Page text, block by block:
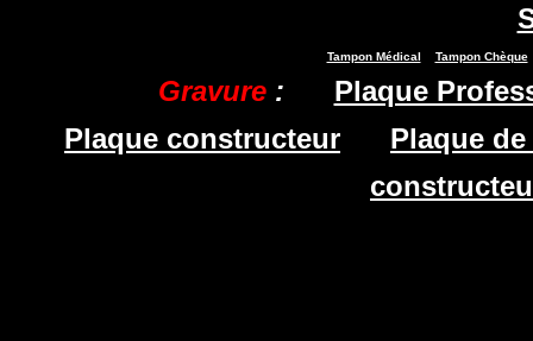
Tampon Médical Tampon Chèque
Gravure : Plaque
Plaque constructeur
Plaque